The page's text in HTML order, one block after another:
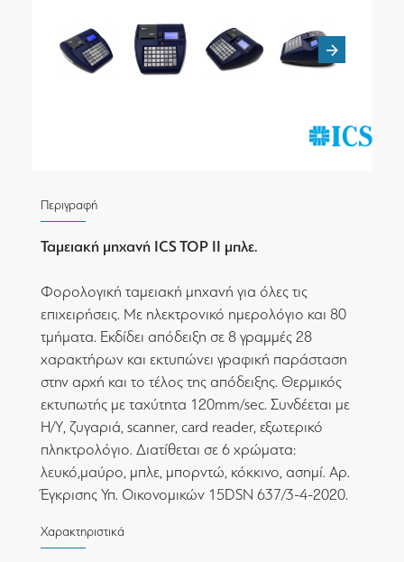
Περιγραφή
Ταμειακή μηχανή ICS TOP II μπλε.
Φορολογική ταμειακή μηχανή για όλες τις
επιχειρήσεις. Με ηλεκτρονικό ημερολόγιο και 80
τμήματα. Εκδίδει απόδειξη σε 8 γραμμές 28
χαρακτήρων και εκτυπώνει γραφική παράσταση
στην αρχή και το τέλος της απόδειξης. Θερμικός
εκτυπωτής με ταχύτητα 120mm/sec. Συνδέεται με
Η/Υ, ζυγαριά, scanner, card reader, εξωτερικό
πληκτρολόγιο. Διατίθεται σε 6 χρώματα:
λευκό,μαύρο, μπλε, μπορντώ, κόκκινο, ασημί. Αρ.
Έγκρισης Υπ. Οικονομικών 15DSN 637/3-4-2020.
Χαρακτηριστικά